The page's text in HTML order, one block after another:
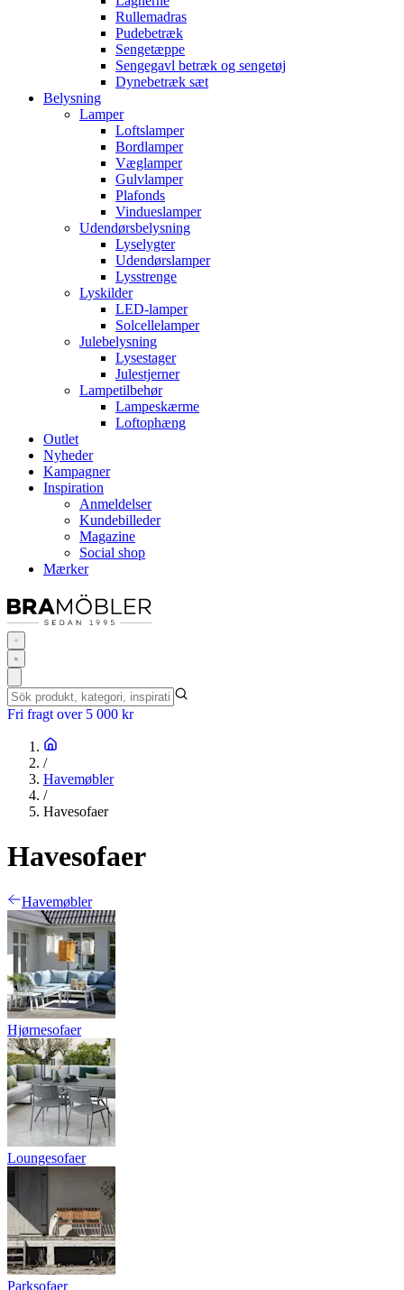
Rullemadras
Pudebetræk
Sengetæppe
Sengegavl betræk og sengetøj
Dynebetræk sæt
Belysning
Lamper
Loftslamper
Bordlamper
Væglamper
Gulvlamper
Plafonds
Vindueslamper
Udendørsbelysning
Lyselygter
Udendørslamper
Lysstrenge
Lyskilder
LED-lamper
Solcellelamper
Julebelysning
Lysestager
Julestjerner
Lampetilbehør
Lampeskærme
Loftophæng
Outlet
Nyheder
Kampagner
Inspiration
Anmeldelser
Kundebilleder
Magazine
Social shop
Mærker
Fri fragt over 5 000 kr
/
Havemøbler
/
Havesofaer
Havesofaer
Havemøbler
Hjørnesofaer
Loungesofaer
Parksofaer